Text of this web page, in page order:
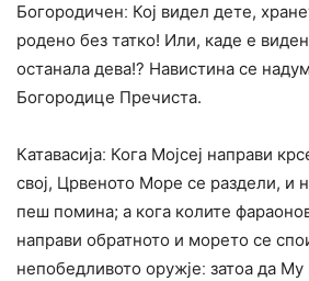
Богородиченː Кој видел дете,
родено без татко! Или, каде е
останала дева!? Навистина се
Богородице Пречиста.
Катавасијаː Кога Мојсеј направи
свој, Црвеното Море се раздели, и
пеш помина; а кога колите
направи обратното и морето се
непобедливото оружјеː затоа да